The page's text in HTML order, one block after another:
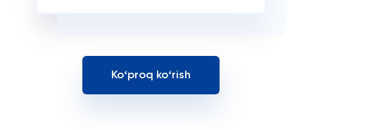
Koʻproq koʻrish